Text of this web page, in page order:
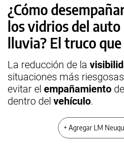
¿Cómo
los vidrios del auto
lluvia? El truco
La reducción de la
situaciones más
evitar el empañamiento
dentro del vehículo.
+ Agregar LM